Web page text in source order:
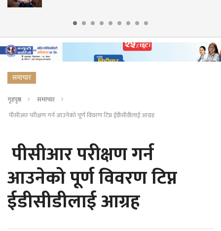
समाचार
गृहपृष्ठ
समाचार
पीसीआर परीक्षण गर्न आउनेको पूर्ण विवरण टिप्न ईडीसीडीलाई आग्रह
पीसीआर परीक्षण गर्न
आउनेको पूर्ण विवरण टिप्न
ईडीसीडीलाई आग्रह